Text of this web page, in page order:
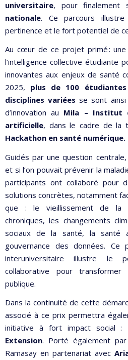
universitaire, pour finalement
nationale. Ce parcours
pertinence et le fort potentiel de
Au cœur de ce projet primé :
l’intelligence collective étudiante
innovantes aux enjeux de santé
2025, plus de 100
disciplines variées se sont ainsi
d’innovation au Mila – Institut
artificielle, dans le cadre de la
Hackathon en santé numérique.
Guidés par une question
et si l’on pouvait prévenir la
participants ont collaboré pour
solutions concrètes, notamment
que : le vieillissement de la
chroniques, les changements
sociaux de la santé, la santé
gouvernance des données. Ce
interuniversitaire illustre le
collaborative pour
publique.
Dans la continuité de cette
associé à ce prix permettra
initiative à fort impact social :
Extension. Porté également
Ramasay en partenariat avec